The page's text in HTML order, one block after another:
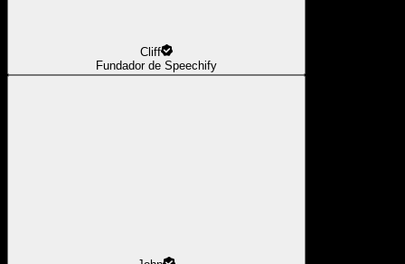
Cliff
Fundador de Speechify